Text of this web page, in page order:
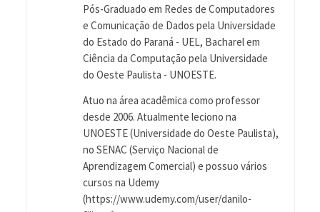
Pós-Graduado em Redes de Computadores
e Comunicação de Dados pela Universidade
do Estado do Paraná - UEL, Bacharel em
Ciência da Computação pela Universidade
do Oeste Paulista - UNOESTE.
Atuo na área acadêmica como professor
desde 2006. Atualmente leciono na
UNOESTE (Universidade do Oeste Paulista),
no SENAC (Serviço Nacional de
Aprendizagem Comercial) e possuo vários
cursos na Udemy
(https://www.udemy.com/user/danilo-